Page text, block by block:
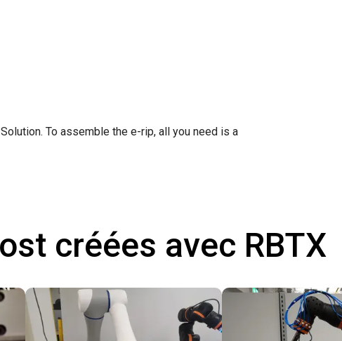
To assemble the e-rip, all you need is a
créées avec RBTX